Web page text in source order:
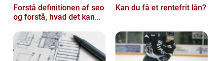
Forstå definitionen af seo
og forstå, hvad det kan...
Kan du få et rentefrit lån?